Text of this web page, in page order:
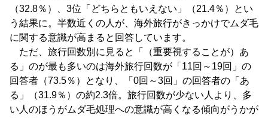
（32.8％）、3位「どちらともいえない」（21.4％）とい
う結果に。半数近くの人が、海外旅行がきっかけでムダ毛
に関する意識が高まると回答しています。
ただ、旅行回数別に見ると「（重要視することが）あ
る」のが最も多いのは海外旅行回数が「11回～19回」の
回答者（73.5％）となり、「0回～3回」の回答者の「あ
る」（31.9％）の約2.3倍。旅行回数が少ない人より、多
い人のほうがムダ毛処理への意識が高くなる傾向がうかが